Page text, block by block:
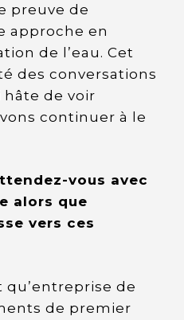
preuve de
approche en
de l’eau. Cet
des conversations
hâte de voir
continuer à le
vous avec
alors que
vers ces
qu’entreprise de
de premier